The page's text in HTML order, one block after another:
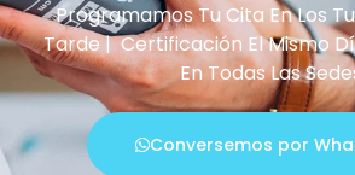
Programamos Tu Cita En Los
Tarde | Certificación El Mismo
En Todas Las
Conversemos por